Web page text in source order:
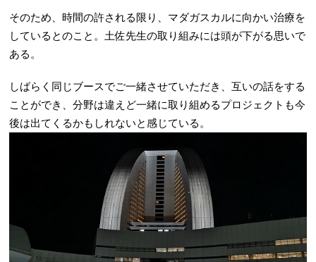
そのため、時間の許される限り、マダガスカルに向かい治療を
しているとのこと。土佐先生の取り組みには頭が下がる思いで
ある。
しばらく同じブースでご一緒させていただき、互いの話をする
ことができ、分野は違えど一緒に取り組めるプロジェクトも今
後は出てくるかもしれないと感じている。